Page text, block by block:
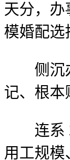
天分，
模婚配选
侧沉办
记、根本
连系
用工规